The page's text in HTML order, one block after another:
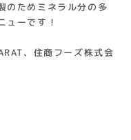
のためミネラル分の多
ューです！
、住商フーズ株式会